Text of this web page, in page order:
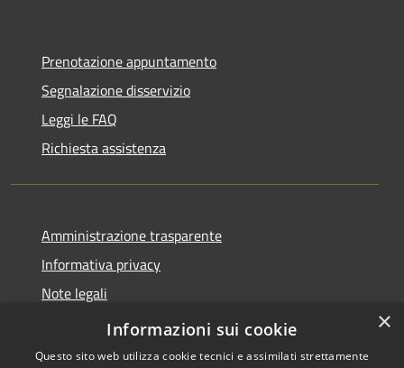
Prenotazione appuntamento
Segnalazione disservizio
Leggi le FAQ
Richiesta assistenza
Amministrazione trasparente
Informativa privacy
Note legali
Dichiarazione di accessibilità
×
Informazioni sui cookie
Questo sito web utilizza cookie tecnici e assimilati strettamente